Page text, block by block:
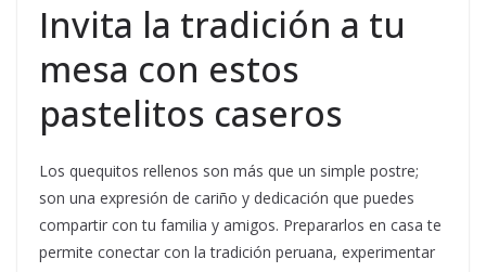
Invita la tradición a tu
mesa con estos
pastelitos caseros
Los quequitos rellenos son más que un simple postre;
son una expresión de cariño y dedicación que puedes
compartir con tu familia y amigos. Prepararlos en casa te
permite conectar con la tradición peruana, experimentar